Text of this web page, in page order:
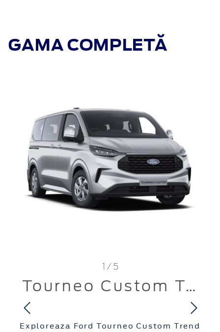
GAMA COMPLETĂ
1 / 5
Tourneo Custom Trend
Exploreaza Ford Tourneo Custom Trend